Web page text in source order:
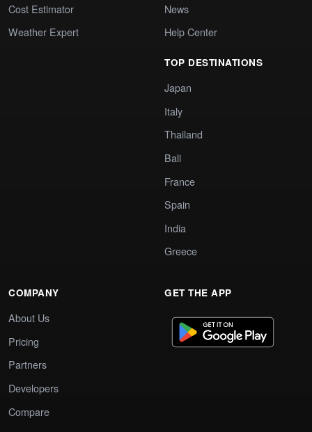
Cost Estimator
Weather Expert
News
Help Center
TOP DESTINATIONS
Japan
Italy
Thailand
Bali
France
Spain
India
Greece
COMPANY
About Us
Pricing
Partners
Developers
Compare
GET THE APP